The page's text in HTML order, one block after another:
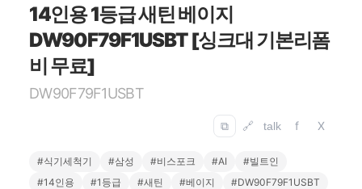
14인용 1등급 새틴 베이지
DW90F79F1USBT [싱크대 기본리폼
비 무료]
DW90F79F1USBT
⧉ 🔗 talk f X
#식기세척기 #삼성 #비스포크 #AI
#빌트인
#14인용
#1등급 #새틴 #베이지
#DW90F79F1USBT